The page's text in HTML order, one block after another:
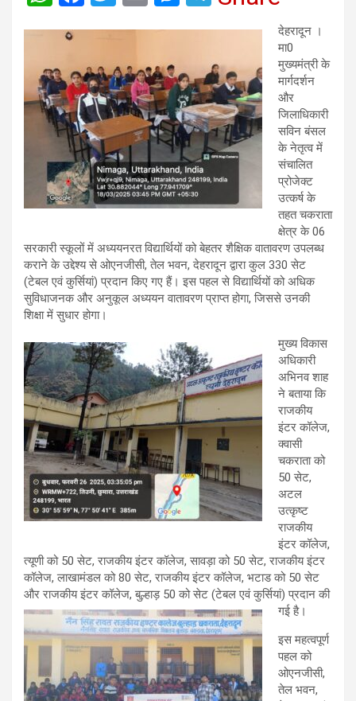
at
s
A
p
p
b
o
o
k
er
n
g
er
gr
a
m
देहरादून ।
मा0
मुख्यमंत्री के
मार्गदर्शन
और
जिलाधिकारी
सविन बंसल
के नेतृत्व में
संचालित
प्रोजेक्ट
उत्कर्ष के
तहत चकराता
क्षेत्र के 06
सरकारी स्कूलों में अध्ययनरत विद्यार्थियों को बेहतर शैक्षिक वातावरण उपलब्ध
कराने के उद्देश्य से ओएनजीसी, तेल भवन, देहरादून द्वारा कुल 330 सेट
(टेबल एवं कुर्सियां) प्रदान किए गए हैं। इस पहल से विद्यार्थियों को अधिक
सुविधाजनक और अनुकूल अध्ययन वातावरण प्राप्त होगा, जिससे उनकी
शिक्षा में सुधार होगा।
मुख्य विकास
अधिकारी
अभिनव शाह
ने बताया कि
राजकीय
इंटर कॉलेज,
क्वासी
चकराता को
50 सेट,
अटल
उत्कृष्ट
राजकीय
इंटर कॉलेज,
त्यूणी को 50 सेट, राजकीय इंटर कॉलेज, सावड़ा को 50 सेट, राजकीय इंटर
कॉलेज, लाखामंडल को 80 सेट, राजकीय इंटर कॉलेज, भटाड को 50 सेट
और राजकीय इंटर कॉलेज, बुल्हाड़ 50 को सेट (टेबल एवं कुर्सियां) प्रदान की
गई है।
इस महत्वपूर्ण
पहल को
ओएनजीसी,
तेल भवन,